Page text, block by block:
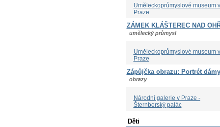
Uměleckoprůmyslové museum v
Praze
ZÁMEK KLÁŠTEREC NAD
umělecký průmysl
Uměleckoprůmyslové museum v
Praze
Zápůjčka obrazu: Portrét
obrazy
Národní galerie v Praze -
Šternberský palác
Děti